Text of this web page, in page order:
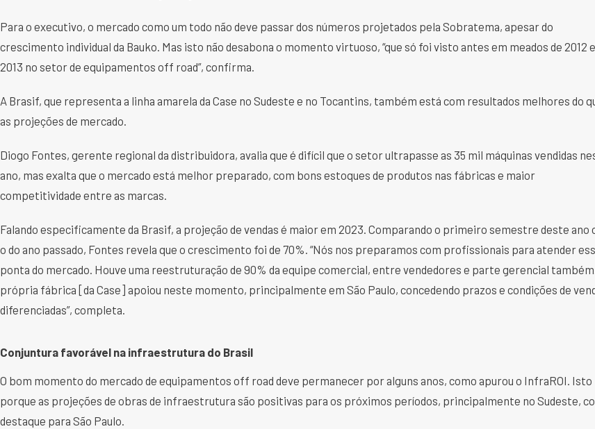
Para o executivo, o mercado como um todo não deve passar dos números projetados pela Sobratema, apesar do
crescimento individual da Bauko. Mas isto não desabona o momento virtuoso, “que só foi visto antes em meados de 2012 e
2013 no setor de equipamentos off road”, confirma.
A Brasif, que representa a linha amarela da Case no Sudeste e no Tocantins, também está com resultados melhores do
as projeções de mercado.
Diogo Fontes, gerente regional da distribuidora, avalia que é difícil que o setor ultrapasse as 35 mil máquinas vendidas
ano, mas exalta que o mercado está melhor preparado, com bons estoques de produtos nas fábricas e maior
competitividade entre as marcas.
Falando especificamente da Brasif, a projeção de vendas é maior em 2023. Comparando o primeiro semestre deste ano
o do ano passado, Fontes revela que o crescimento foi de 70%. “Nós nos preparamos com profissionais para atender
ponta do mercado. Houve uma reestruturação de 90% da equipe comercial, entre vendedores e parte gerencial
própria fábrica [da Case] apoiou neste momento, principalmente em São Paulo, concedendo prazos e condições de
diferenciadas”, completa.
Conjuntura favorável na infraestrutura do Brasil
O bom momento do mercado de equipamentos off road deve permanecer por alguns anos, como apurou o InfraROI. Isto
porque as projeções de obras de infraestrutura são positivas para os próximos períodos, principalmente no Sudeste,
destaque para São Paulo.